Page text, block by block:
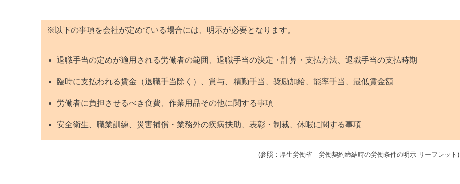
※以下の事項を会社が定めている場合には、明示が必要となります。
退職手当の定めが適用される労働者の範囲、退職手当の決定・計算・支払方法、退職手当の支払時期
臨時に支払われる賃金（退職手当除く）、賞与、精勤手当、奨励加給、能率手当、最低賃金額
労働者に負担させるべき食費、作業用品その他に関する事項
安全衛生、職業訓練、災害補償・業務外の疾病扶助、表彰・制裁、休暇に関する事項
(参照：厚生労働省 労働契約締結時の労働条件の明示 リーフレット)